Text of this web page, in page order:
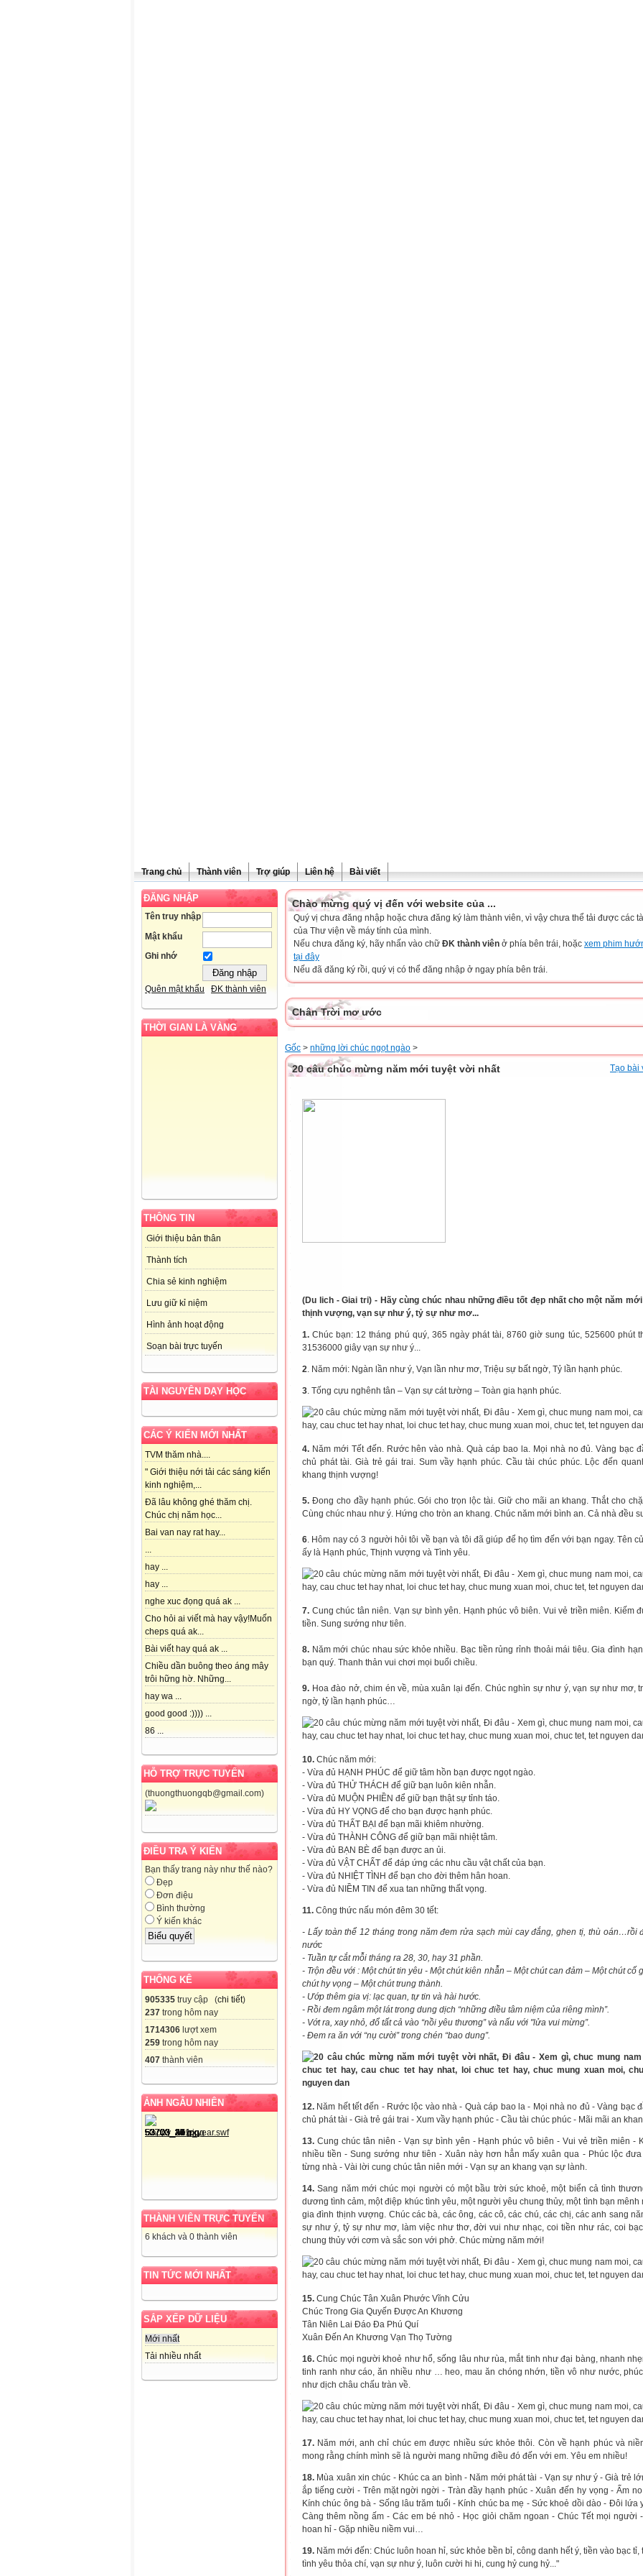
Trang chủ Thành viên Trợ giúp Liên hệ Bài viết
ĐĂNG NHẬP
Tên truy nhập
Mật khẩu
Ghi nhớ
Quên mật khẩu ĐK thành viên
THỜI GIAN LÀ VÀNG
THÔNG TIN
Giới thiệu bản thân
Thành tích
Chia sẻ kinh nghiệm
Lưu giữ kỉ niệm
Hình ảnh hoạt động
Soạn bài trực tuyến
TÀI NGUYÊN DẠY HỌC
CÁC Ý KIẾN MỚI NHẤT
TVM thăm nhà....
" Giới thiệu nới tải các sáng kiến
kinh nghiệm,...
Đã lâu không ghé thăm chị.
Chúc chị năm học...
Bai van nay rat hay...
...
hay ...
hay ...
nghe xuc đọng quá ak ...
Cho hỏi ai viết mà hay vậy!Muốn
cheps quá ak...
Bài viết hay quá ak ...
Chiều dần buông theo áng mây
trôi hững hờ. Những...
hay wa ...
good good :)))) ...
86 ...
HỖ TRỢ TRỰC TUYẾN
(thuongthuongqb@gmail.com)
ĐIỀU TRA Ý KIẾN
Bạn thấy trang này như thế nào?
Đẹp
Đơn điệu
Bình thường
Ý kiến khác
THỐNG KÊ
905335 truy cập (chi tiết)
237 trong hôm nay
1714306 lượt xem
259 trong hôm nay
407 thành viên
ẢNH NGẪU NHIÊN
THÀNH VIÊN TRỰC TUYẾN
6 khách và 0 thành viên
TIN TỨC MỚI NHẤT
SẮP XẾP DỮ LIỆU
Mới nhất
Tải nhiều nhất
Chào mừng quý vị đến với website của ...
Quý vị chưa đăng nhập hoặc chưa đăng ký làm thành viên, vì vậy chưa thể tải được các
của Thư viện về máy tính của mình.
Nếu chưa đăng ký, hãy nhấn vào chữ ĐK thành viên ở phía bên trái, hoặc xem phim
tại đây
Nếu đã đăng ký rồi, quý vị có thể đăng nhập ở ngay phía bên trái.
Chân Trời mơ ước
Gốc > những lời chúc ngọt ngào >
Tạo bài
20 câu chúc mừng năm mới tuyệt vời nhất
(Du lich - Giai tri) - Hãy cùng chúc nhau những điều tốt đẹp nhất cho một năm mới
thịnh vượng, vạn sự như ý, tỷ sự như mơ...
1. Chúc bạn: 12 tháng phú quý, 365 ngày phát tài, 8760 giờ sung túc, 525600 phút
31536000 giây vạn sự như ý...
2. Năm mới: Ngàn lần như ý, Vạn lần như mơ, Triệu sự bất ngờ, Tỷ lần hạnh phúc.
3. Tống cựu nghênh tân – Vạn sự cát tường – Toàn gia hạnh phúc.
4. Năm mới Tết đến. Rước hên vào nhà. Quà cáp bao la. Mọi nhà no đủ. Vàng bạc
chủ phát tài. Già trẻ gái trai. Sum vầy hạnh phúc. Cầu tài chúc phúc. Lộc đến
khang thịnh vượng!
5. Đong cho đầy hạnh phúc. Gói cho trọn lộc tài. Giữ cho mãi an khang. Thắt cho
Cùng chúc nhau như ý. Hứng cho tròn an khang. Chúc năm mới bình an. Cả nhà đều
6. Hôm nay có 3 người hỏi tôi về bạn và tôi đã giúp để họ tìm đến với bạn ngay. Tên
ấy là Hạnh phúc, Thịnh vượng và Tình yêu.
7. Cung chúc tân niên. Vạn sự bình yên. Hạnh phúc vô biên. Vui vẻ triền miên. Kiếm
tiền. Sung sướng như tiên.
8. Năm mới chúc nhau sức khỏe nhiều. Bạc tiền rủng rỉnh thoải mái tiêu. Gia đình
bạn quý. Thanh thản vui chơi mọi buổi chiều.
9. Hoa đào nở, chim én về, mùa xuân lại đến. Chúc nghìn sự như ý, vạn sự như mơ,
ngờ, tỷ lần hạnh phúc…
10. Chúc năm mới:
- Vừa đủ HẠNH PHÚC để giữ tâm hồn bạn được ngọt ngào.
- Vừa đủ THỬ THÁCH để giữ bạn luôn kiên nhẫn.
- Vừa đủ MUỘN PHIỀN để giữ bạn thật sự tỉnh táo.
- Vừa đủ HY VỌNG để cho bạn được hạnh phúc.
- Vừa đủ THẤT BẠI để bạn mãi khiêm nhường.
- Vừa đủ THÀNH CÔNG để giữ bạn mãi nhiệt tâm.
- Vừa đủ BẠN BÈ để bạn được an ủi.
- Vừa đủ VẬT CHẤT để đáp ứng các nhu cầu vật chất của bạn.
- Vừa đủ NHIỆT TÌNH để bạn cho đời thêm hân hoan.
- Vừa đủ NIỀM TIN để xua tan những thất vọng.
11. Công thức nấu món đêm 30 tết:
- Lấy toàn thể 12 tháng trong năm đem rửa sạch mùi cay đắng, ghen tị, thù oán…rồi
nước
- Tuần tự cắt mỗi tháng ra 28, 30, hay 31 phần.
- Trộn đều với : Một chút tin yêu - Một chút kiên nhẫn – Một chút can đảm – Một chút cố
chút hy vọng – Một chút trung thành.
- Ướp thêm gia vị: lạc quan, tự tin và hài hước.
- Rồi đem ngâm một lát trong dung dịch “những điều tâm niệm của riêng mình”.
- Vớt ra, xay nhỏ, đổ tất cả vào “nồi yêu thương” và nấu với "lửa vui mừng”.
- Đem ra ăn với “nụ cười” trong chén “bao dung”.
12. Năm hết tết đến - Rước lộc vào nhà - Quà cáp bao la - Mọi nhà no đủ - Vàng bạc
chủ phát tài - Già trẻ gái trai - Xum vầy hạnh phúc - Cầu tài chúc phúc - Mãi mãi an
13. Cung chúc tân niên - Vạn sự bình yên - Hạnh phúc vô biên - Vui vẻ triền miên -
nhiều tiền - Sung sướng như tiên - Xuân này hơn hẳn mấy xuân qua - Phúc lộc đưa
từng nhà - Vài lời cung chúc tân niên mới - Vạn sự an khang vạn sự lành.
14. Sang năm mới chúc mọi người có một bầu trời sức khoẻ, một biển cả tình
dương tình cảm, một điệp khúc tình yêu, một người yêu chung thủy, một tình bạn mênh
gia đình thịnh vượng. Chúc các bà, các ông, các cô, các chú, các chị, các anh sang
sự như ý, tỷ sự như mơ, làm việc như thơ, đời vui như nhạc, coi tiền như rác, coi bạc
chung thủy với cơm và sắc son với phở. Chúc mừng năm mới!
15. Cung Chúc Tân Xuân Phước Vĩnh Cửu
Chúc Trong Gia Quyến Được An Khương
Tân Niên Lai Đáo Đa Phú Quí
Xuân Đến An Khương Vạn Thọ Tường
16. Chúc mọi người khoẻ như hổ, sống lâu như rùa, mắt tinh như đại bàng, nhanh
tinh ranh như cáo, ăn nhiều như … heo, mau ăn chóng nhớn, tiền vô như nước, phúc
như dịch châu chấu tràn về.
17. Năm mới, anh chỉ chúc em được nhiều sức khỏe thôi. Còn về hạnh phúc và
mong rằng chính mình sẽ là người mang những điều đó đến với em. Yêu em nhiều!
18. Mùa xuân xin chúc - Khúc ca an bình - Năm mới phát tài - Vạn sự như ý - Già trẻ
ắp tiếng cười - Trên mặt ngời ngời - Tràn đầy hạnh phúc - Xuân đến hy vọng - Ấm no
Kính chúc ông bà - Sống lâu trăm tuổi - Kính chúc ba mẹ - Sức khoẻ dồi dào - Đôi lứa
Càng thêm nồng ấm - Các em bé nhỏ - Học giỏi chăm ngoan - Chúc Tết mọi người -
hoan hỉ - Gặp nhiều niềm vui…
19. Năm mới đến: Chúc luôn hoan hỉ, sức khỏe bền bỉ, công danh hết ý, tiền vào bạc tỉ,
tình yêu thỏa chí, vạn sự như ý, luôn cười hi hi, cung hỷ cung hỷ..."